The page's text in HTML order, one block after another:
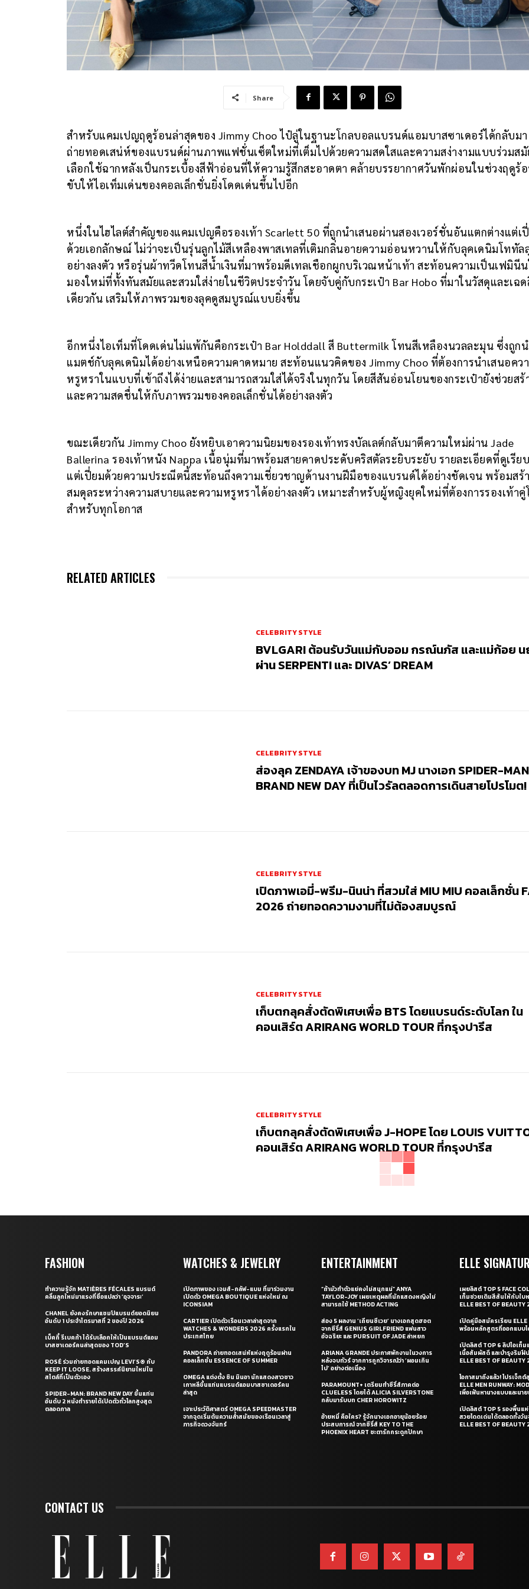
Share
สำหรับแคมเปญฤดูร้อนล่าสุดของ Jimmy Choo ไป๋ลู่ในฐานะโกลบอลแบรนด์แอมบาสซาเดอร์ได้กลับมา
ถ่ายทอดเสน่ห์ของแบรนด์ผ่านภาพแฟชั่นเซ็ตใหม่ที่เต็มไปด้วยความสดใสและความสง่างามแบบร่วมสมั
เลือกใช้ฉากหลังเป็นกระเบื้องสีฟ้าอ่อนที่ให้ความรู้สึกสะอาดตา คล้ายบรรยากาศวันพักผ่อนในช่วงฤดูร้
ขับให้ไอเท็มเด่นของคอลเล็กชั่นยิ่งโดดเด่นขึ้นไปอีก
หนึ่งในไฮไลต์สำคัญของแคมเปญคือรองเท้า Scarlett 50 ที่ถูกนำเสนอผ่านสองเวอร์ชั่นอันแตกต่างแต่เ
ด้วยเอกลักษณ์ ไม่ว่าจะเป็นรุ่นลูกไม้สีเหลืองพาสเทลที่เติมกลิ่นอายความอ่อนหวานให้กับลุคเดนิมโททัล
อย่างลงตัว หรือรุ่นผ้าทวีดโทนสีน้ำเงินที่มาพร้อมดีเทลเชือกผูกบริเวณหน้าเท้า สะท้อนความเป็นเฟมินี
มองใหม่ที่ทั้งทันสมัยและสวมใส่ง่ายในชีวิตประจำวัน โดยจับคู่กับกระเป๋า Bar Hobo ที่มาในวัสดุและเฉ
เดียวกัน เสริมให้ภาพรวมของลุคดูสมบูรณ์แบบยิ่งขึ้น
อีกหนึ่งไอเท็มที่โดดเด่นไม่แพ้กันคือกระเป๋า Bar Holddall สี Buttermilk โทนสีเหลืองนวลละมุน ซึ่งถูก
แมตช์กับลุคเดนิมได้อย่างเหนือความคาดหมาย สะท้อนแนวคิดของ Jimmy Choo ที่ต้องการนำเสนอคว
หรูหราในแบบที่เข้าถึงได้ง่ายและสามารถสวมใส่ได้จริงในทุกวัน โดยสีสันอ่อนโยนของกระเป๋ายังช่วยสร้
และความสดชื่นให้กับภาพรวมของคอลเล็กชั่นได้อย่างลงตัว
ขณะเดียวกัน Jimmy Choo ยังหยิบเอาความนิยมของรองเท้าทรงบัลเลต์กลับมาตีความใหม่ผ่าน Jade
Ballerina รองเท้าหนัง Nappa เนื้อนุ่มที่มาพร้อมสายคาดประดับคริสตัลระยิบระยับ รายละเอียดที่ดูเรีย
แต่เปี่ยมด้วยความประณีตนี้สะท้อนถึงความเชี่ยวชาญด้านงานฝีมือของแบรนด์ได้อย่างชัดเจน พร้อมสร้
สมดุลระหว่างความสบายและความหรูหราได้อย่างลงตัว เหมาะสำหรับผู้หญิงยุคใหม่ที่ต้องการรองเท้าคู่
สำหรับทุกโอกาส
RELATED ARTICLES
CELEBRITY STYLE
BVLGARI ต้อนรับวันแม่กับออม กรณ์นภัส และแม่ก้อย
ผ่าน SERPENTI และ DIVAS’ DREAM
CELEBRITY STYLE
ส่องลุค ZENDAYA เจ้าของบท MJ นางเอก SPIDER-
BRAND NEW DAY ที่เป็นไวรัลตลอดการเดินสายโปรโมต!
CELEBRITY STYLE
เปิดภาพเอมี่-พรีม-นินน่า ที่สวมใส่ MIU MIU คอลเล็กชั่น
2026 ถ่ายทอดความงามที่ไม่ต้องสมบูรณ์
CELEBRITY STYLE
เก็บตกลุคสั่งตัดพิเศษเพื่อ BTS โดยแบรนด์ระดับโลก ใน
คอนเสิร์ต ARIRANG WORLD TOUR ที่กรุงปารีส
CELEBRITY STYLE
เก็บตกลุคสั่งตัดพิเศษเพื่อ J-HOPE โดย LOUIS
คอนเสิร์ต ARIRANG WORLD TOUR ที่กรุงปารีส
FASHION
ทำความรู้จัก MATIÈRES FÉCALES แบรนด์
คลื่นลูกใหม่มาแรงที่ชื่อแปลว่า ‘อุจจาระ’
CHANEL ยังคงรักษาแชมป์แบรนด์ยอดนิยม
อันดับ 1 ประจำไตรมาสที่ 2 ของปี 2026
เบ็คกี้ รีเบคก้า ได้รับเลือกให้เป็นแบรนด์แอม
บาสซาเดอร์คนล่าสุดของ TOD’S
ROSÉ ร่วมถ่ายทอดแคมเปญ LEVI’S® กับ
KEEP IT LOOSE. สร้างสรรค์นิยามใหม่ใน
สไตล์ที่เป็นตัวเอง
SPIDER-MAN: BRAND NEW DAY ขึ้นแท่น
อันดับ 2 หนังทำรายได้เปิดตัวทั่วโลกสูงสุด
ตลอดกาล
WATCHES & JEWELRY
เปิดภาพของ เจมส์-กลัฟ-แบม ที่มาร่วมงาน
เปิดตัว OMEGA BOUTIQUE แห่งใหม่ ณ
ICONSIAM
CARTIER เปิดตัวเรือนเวลาล่าสุดจาก
WATCHES & WONDERS 2026 ครั้งแรกใน
ประเทศไทย
PANDORA ถ่ายทอดเสน่ห์แห่งฤดูร้อนผ่าน
คอลเล็กชั่น ESSENCE OF SUMMER
OMEGA แต่งตั้ง ชิน มินอา นักแสดงสาวชาว
เกาหลีขึ้นแท่นแบรนด์แอมบาสซาเดอร์คน
ล่าสุด
เจาะประวัติศาสตร์ OMEGA SPEEDMASTER
จากจุดเริ่มต้นความล้ำสมัยของเรือนเวลาสู่
ภารกิจดวงจันทร์
ENTERTAINMENT
“ถ้ามัวทำตัวแย่คงไม่สนุกแน่” ANYA
TAYLOR-JOY เผยเหตุผลที่นักแสดงหญิงไม่
สามารถใช้ METHOD ACTING
ส่อง 5 ผลงาน ‘เถียนซีเวย’ นางเอกสุดฮอต
จากซีรี่ส์ GENIUS GIRLFRIEND แฟนสาว
อัจฉริยะ และ PURSUIT OF JADE ล่าหยก
ARIANA GRANDE ประกาศพักงานในวงการ
หลังจบทัวร์ จากการถูกวิจารณ์ว่า ‘ผอมเกิน
ไป’ อย่างต่อเนื่อง
PARAMOUNT+ เตรียมทำซีรี่ส์ภาคต่อ
CLUELESS โดยได้ ALICIA SILVERSTONE
กลับมารับบท CHER HOROWITZ
อ้ายหมี่ คือใคร? รู้จักนางเอกอายุน้อยร้อย
ประสบการณ์ จากซีรี่ส์ KEY TO THE
PHOENIX HEART ชะตารักกระดูกปักษา
ELLE
เผยลิสต์ TOP 5 FACE
เท็มช่วยเติมสีสันให้กับใบ
ELLE BEST OF
เปิดคู่มือสมัครเรียน ELLE
พร้อมหลักสูตรที่ออกแบบ
เปิดลิสต์ TOP 6 ลิปไอเท็
เนื้อสัมผัสดี และบำรุงริมฝี
ELLE BEST OF
โอกาสมาถึงแล้ว! โปรเจ็กต์
ELLE MEN RUNWAY:
เพื่อเฟ้นหานางแบบและนา
เปิดลิสต์ TOP 5 รองพื้นแ
สวยโดดเด่นได้ตลอดทั้งวัน
ELLE BEST OF
CONTACT US